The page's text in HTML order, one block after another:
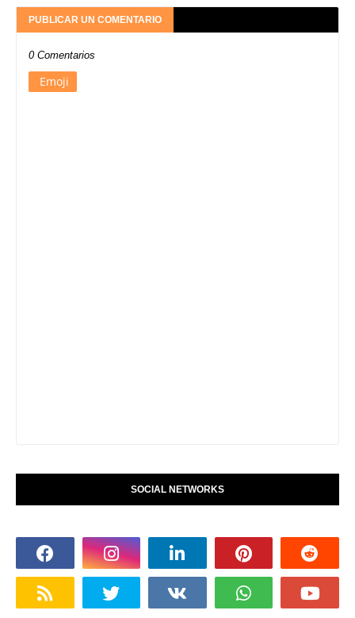
PUBLICAR UN COMENTARIO
0 Comentarios
Emoji
SOCIAL NETWORKS